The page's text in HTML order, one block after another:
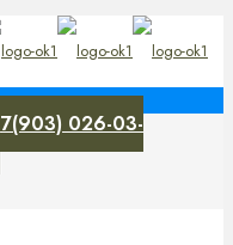
+7(903) 026-03-